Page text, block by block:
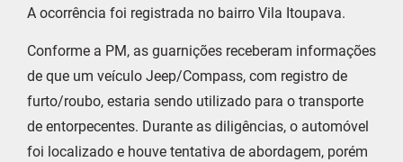
A ocorrência foi registrada no bairro Vila Itoupava.
Conforme a PM, as guarnições receberam informações
de que um veículo Jeep/Compass, com registro de
furto/roubo, estaria sendo utilizado para o transporte
de entorpecentes. Durante as diligências, o automóvel
foi localizado e houve tentativa de abordagem, porém